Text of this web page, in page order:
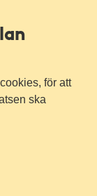
för att
ska